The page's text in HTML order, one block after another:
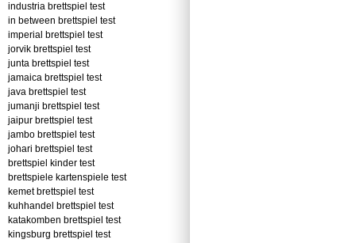
industria brettspiel test
in between brettspiel test
imperial brettspiel test
jorvik brettspiel test
junta brettspiel test
jamaica brettspiel test
java brettspiel test
jumanji brettspiel test
jaipur brettspiel test
jambo brettspiel test
johari brettspiel test
brettspiel kinder test
brettspiele kartenspiele test
kemet brettspiel test
kuhhandel brettspiel test
katakomben brettspiel test
kingsburg brettspiel test